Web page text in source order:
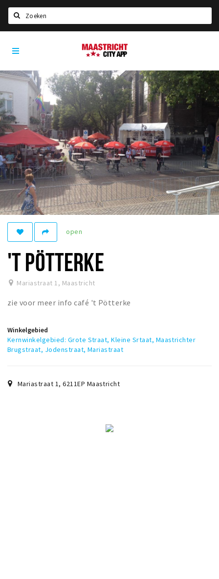
Home
Agenda
Deals
Party pics
Nieuws, interviews & blogs
Eten
Drinken
Slapen
Recreatief
Winkels
Winkelgebieden
Parkeren
Bezienswaardigheden
Musea, theaters & podia
Uitjes & activiteiten
Natuurgebieden
Baroniepoorten
Maastricht
City
open
'T PÖTTERKE
Mariastraat 1, Maastricht
zie voor meer info café 't Pötterke
Winkelgebied
Kernwinkelgebied: Grote Straat, Kleine Srtaat, Maastrichter
Brugstraat, Jodenstraat, Mariastraat
Mariastraat 1,6211EP Maastricht